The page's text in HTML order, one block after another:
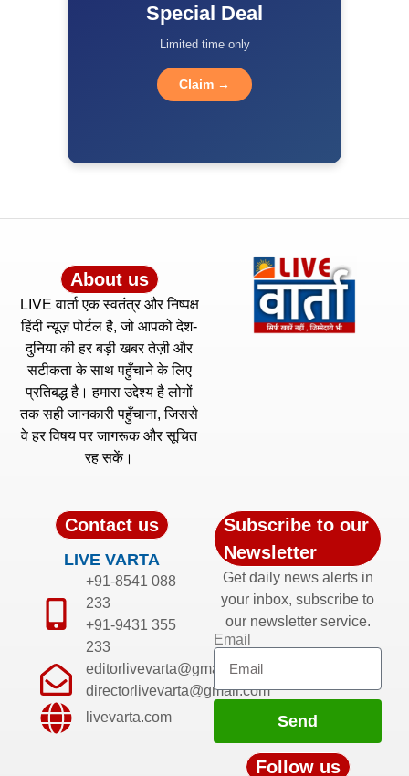
Special Deal
Limited time only
Claim →
About us
LIVE वार्ता एक स्वतंत्र और निष्पक्ष
हिंदी न्यूज़ पोर्टल है, जो आपको देश-
दुनिया की हर बड़ी खबर तेज़ी और
सटीकता के साथ पहुँचाने के लिए
प्रतिबद्ध है। हमारा उद्देश्य है लोगों
तक सही जानकारी पहुँचाना, जिससे
वे हर विषय पर जागरूक और सूचित
रह सकें।
Contact us
LIVE VARTA
+91-8541 088
233
+91-9431 355
233
editorlivevarta@gmail.com
directorlivevarta@gmail.com
livevarta.com
Subscribe to our
Newsletter
Get daily news alerts in
your inbox, subscribe to
our newsletter service.
Email
Send
Follow us